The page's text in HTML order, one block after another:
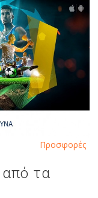
τα
Προσφορές